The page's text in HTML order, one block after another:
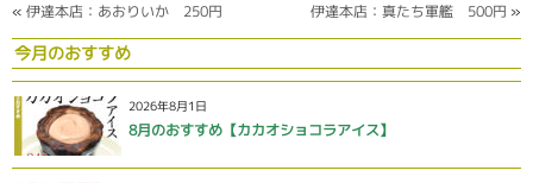
« 伊達本店：あおりいか 250円 伊達本店：真たち軍艦 500円 »
今月のおすすめ
2026年8月1日
8月のおすすめ【カカオショコラアイス】